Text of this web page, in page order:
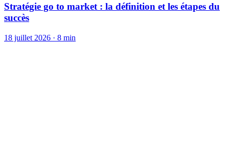
Stratégie go to market : la définition et les étapes du
succès
18 juillet 2026 · 8 min